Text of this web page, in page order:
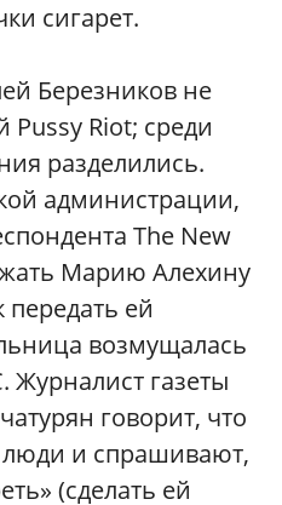
сигарет.
Березников не
Pussy Riot; среди
разделились.
администрации,
The New
Марию Алехину
передать ей
возмущалась
Журналист газеты
говорит, что
и спрашивают,
(сделать ей